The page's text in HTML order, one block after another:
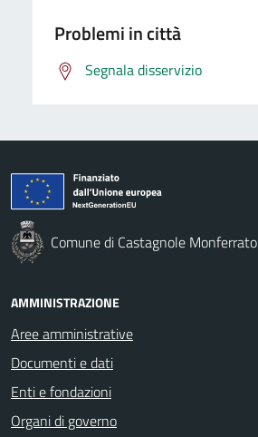
Problemi in città
Segnala disservizio
Comune di Castagnole Monferrato
AMMINISTRAZIONE
Aree amministrative
Documenti e dati
Enti e fondazioni
Organi di governo